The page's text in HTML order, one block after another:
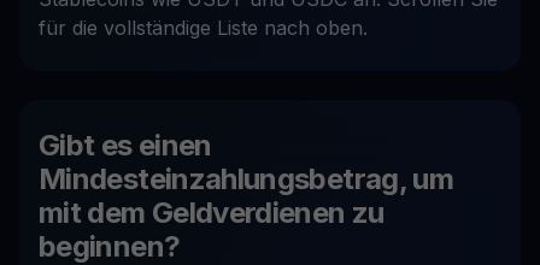
für die vollständige Liste nach oben.
Gibt es einen
Mindesteinzahlungsbetrag, um
mit dem Geldverdienen zu
beginnen?